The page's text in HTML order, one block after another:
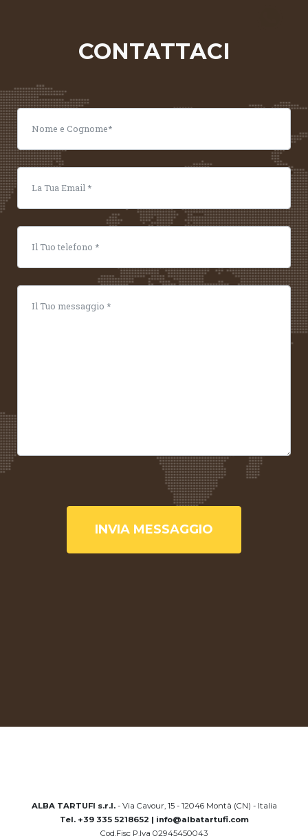
CONTATTACI
INVIA MESSAGGIO
ALBA TARTUFI s.r.l.- Via Cavour, 15 - 12046 Montà (CN) - Italia
Tel. +39 335 5218652 | info@albatartufi.com
Cod.Fisc P.Iva 02945450043